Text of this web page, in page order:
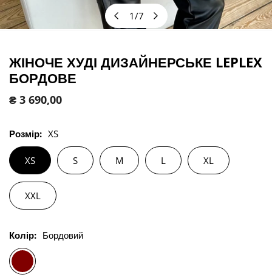
1/
з
7
ЖІНОЧЕ ХУДІ ДИЗАЙНЕРСЬКЕ LEPLEX
БОРДОВЕ
Звичайна
₴ 3 690,00
Розмір: XS
XS S M L XL
XXL
Колір: Бордовий